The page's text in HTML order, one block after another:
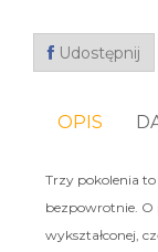
Udostępnij
OPIS
Trzy pokolenia
bezpowrotnie. O
wykształconej,